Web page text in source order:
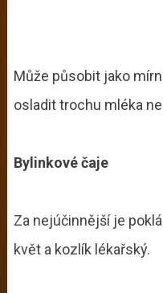
Může působit jako
osladit trochu mléka
Bylinkové čaje
Za nejúčinnější je
květ a kozlík lékařský.